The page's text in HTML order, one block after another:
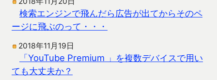
検索エンジンで飛んだら広告が出てからそのペ
ージに飛ぶのって・・・
2018年11月19日
「YouTube Premium 」を複数デバイスで用い
ても大丈夫か？